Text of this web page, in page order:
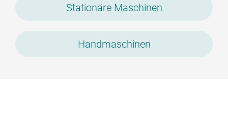
Stationäre Maschinen
Handmaschinen